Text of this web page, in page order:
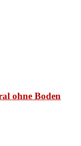
ohne Boden